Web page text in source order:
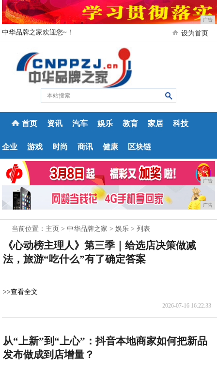
广告
中华品牌之家欢迎您~！ 设为首页
首页 资讯 汽车 娱乐 教育 家居 科技
企业 游戏 时尚 商讯 健康 区块链
广告
广告
当前位置： 主页 >中华品牌之家 >娱乐 > 列表
《心动榜主理人》第三季｜给选店决策做减
法，旅游“吃什么”有了确定答案
>>查看全文
2026-07-16 16:22:33
从“上新”到“上心”：抖音本地商家如何把新品
发布做成到店增量？